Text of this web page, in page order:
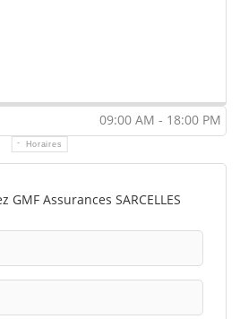
09:00 AM - 18:00 PM
Horaires
GMF Assurances SARCELLES